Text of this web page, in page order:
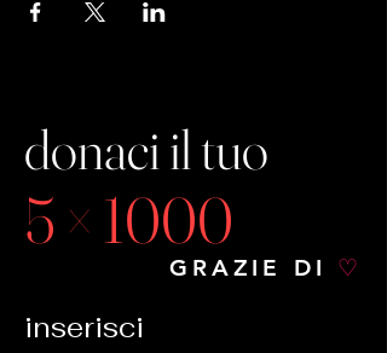
donaci il tuo
5 × 1000
GRAZIE DI ♡
inserisci